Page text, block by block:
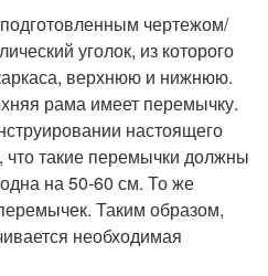
чертежом/
уголок, из которого
верхнюю и нижнюю.
рама имеет перемычку.
настоящего
что такие перемычки должны
на 50-60 см. То же
Таким образом,
необходимая